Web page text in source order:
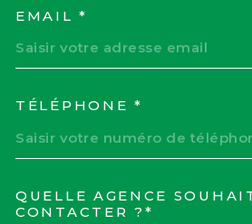
EMAIL *
TÉLÉPHONE *
QUELLE AGENCE
CONTACTER ?*